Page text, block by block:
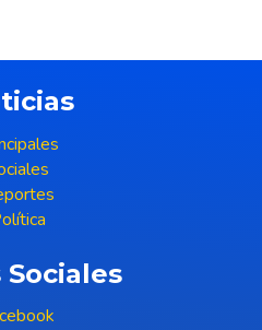
Sociales